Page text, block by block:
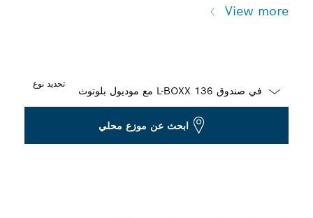
View more
تحديد نوع
ابحث عن موزع محلي